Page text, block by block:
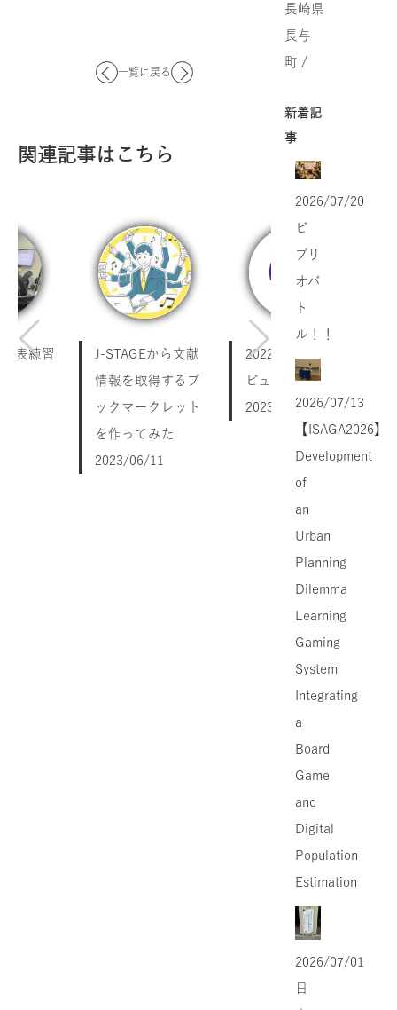
一覧に戻る
関連記事はこちら
表練習
J-STAGEから文献
情報を取得するブ
ックマークレット
を作ってみた
2023/06/11
2022 卒論・修論レ
ビュー会について
2023/02/10
長崎県
長与
町 /
新着記
事
2026/07/20
ビ
ブリ
オバ
ト
ル！！
2026/07/13
【ISAGA2026】
Development
of
an
Urban
Planning
Dilemma
Learning
Gaming
System
Integrating
a
Board
Game
and
Digital
Population
Estimation
2026/07/01
日